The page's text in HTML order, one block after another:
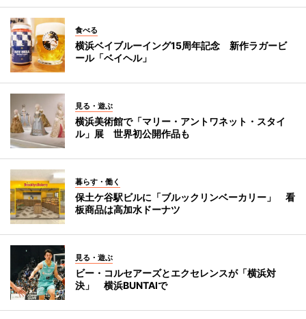
食べる
横浜ベイブルーイング15周年記念 新作ラガービ
ール「ベイヘル」
見る・遊ぶ
横浜美術館で「マリー・アントワネット・スタイ
ル」展 世界初公開作品も
暮らす・働く
保土ケ谷駅ビルに「ブルックリンベーカリー」 看
板商品は高加水ドーナツ
見る・遊ぶ
ビー・コルセアーズとエクセレンスが「横浜対
決」 横浜BUNTAIで